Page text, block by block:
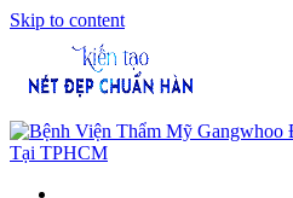
Skip to content